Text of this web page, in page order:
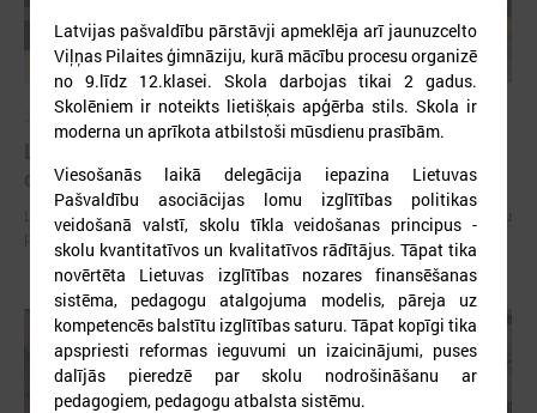
2026. gada 15. jūlijs
LPS: Interaktīvā karte vienkopus parāda plašu un
detalizētu informāciju par skolu tīklu Latvijā
LPS: Interaktīvā karte vienkopus parāda plašu un detalizētu informāciju
par skolu tīklu Latvijā
Latvijas pašvaldību pārstāvji apmeklēja arī jaunuzcelto
Viļņas Pilaites ģimnāziju, kurā mācību procesu organizē
no 9.līdz 12.klasei. Skola darbojas tikai 2 gadus.
Skolēniem ir noteikts lietišķais apģērba stils. Skola ir
moderna un aprīkota atbilstoši mūsdienu prasībām.
Viesošanās laikā delegācija iepazina Lietuvas
Pašvaldību asociācijas lomu izglītības politikas
veidošanā valstī, skolu tīkla veidošanas principus -
skolu kvantitatīvos un kvalitatīvos rādītājus. Tāpat tika
novērtēta Lietuvas izglītības nozares finansēšanas
sistēma, pedagogu atalgojuma modelis, pāreja uz
kompetencēs balstītu izglītības saturu. Tāpat kopīgi tika
apspriesti reformas ieguvumi un izaicinājumi, puses
dalījās pieredzē par skolu nodrošināšanu ar
pedagogiem, pedagogu atbalsta sistēmu.